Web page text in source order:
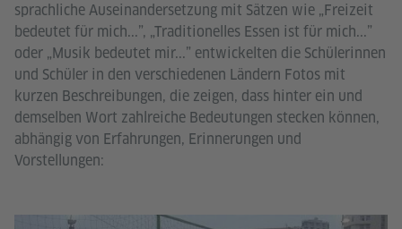
sprachliche Auseinandersetzung mit Sätzen wie „Freizeit
bedeutet für mich...”, „Traditionelles Essen ist für mich...”
oder „Musik bedeutet mir...” entwickelten die Schülerinnen
und Schüler in den verschiedenen Ländern Fotos mit
kurzen Beschreibungen, die zeigen, dass hinter ein und
demselben Wort zahlreiche Bedeutungen stecken können,
abhängig von Erfahrungen, Erinnerungen und
Vorstellungen: